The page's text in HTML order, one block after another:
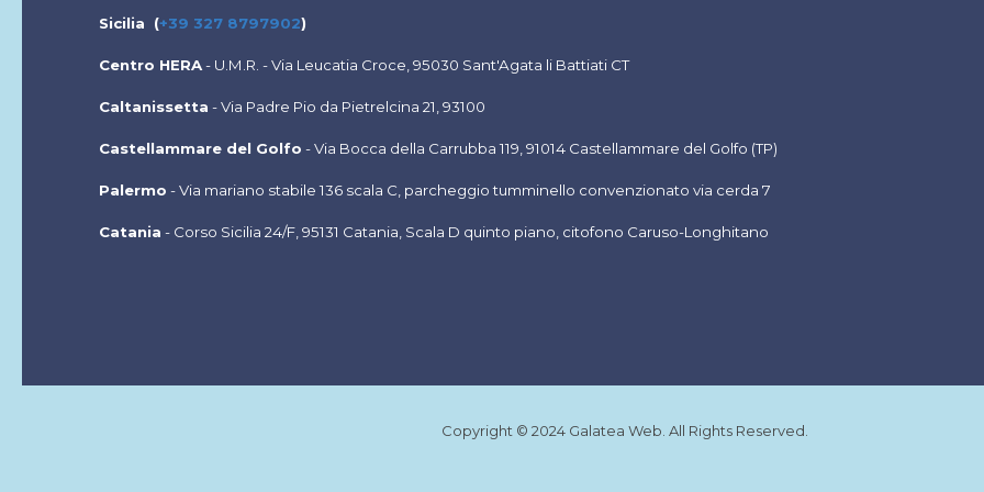
Sicilia (+39 327 8797902)
Centro HERA- U.M.R. - Via Leucatia Croce, 95030 Sant'Agata li Battiati CT
Caltanissetta - Via Padre Pio da Pietrelcina 21, 93100
Castellammare del Golfo - Via Bocca della Carrubba 119, 91014 Castellammare del Golfo (TP)
Palermo - Via mariano stabile 136 scala C, parcheggio tumminello convenzionato via cerda 7
Catania - Corso Sicilia 24/F, 95131 Catania, Scala D quinto piano, citofono Caruso-Longhitano
Copyright © 2024 Galatea Web. All Rights Reserved.